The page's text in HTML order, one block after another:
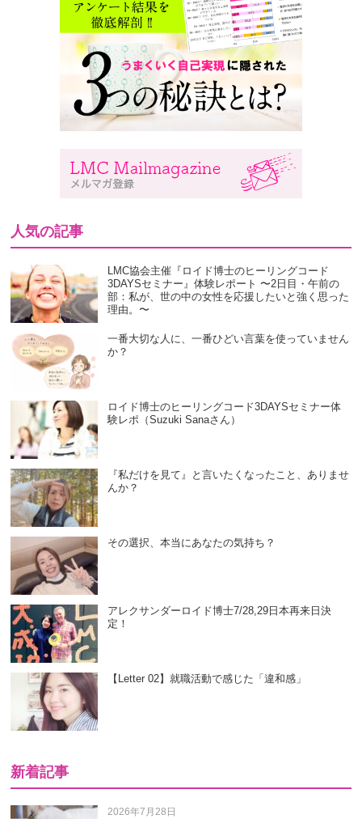
人気の記事
LMC協会主催『ロイド博士のヒーリングコード
3DAYSセミナー』体験レポート 〜2日目・午前の
部：私が、世の中の女性を応援したいと強く思った
理由。〜
一番大切な人に、一番ひどい言葉を使っていません
か？
ロイド博士のヒーリングコード3DAYSセミナー体
験レポ（Suzuki Sanaさん）
『私だけを見て』と言いたくなったこと、ありませ
んか？
その選択、本当にあなたの気持ち？
アレクサンダーロイド博士7/28,29日本再来日決
定！
【Letter 02】就職活動で感じた「違和感」
新着記事
2026年7月28日